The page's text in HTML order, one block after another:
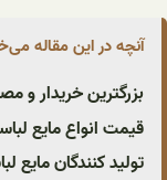
آنچه در این مقاله
بزرگترین خریدار و
قیمت انواع مایع
تولید کنندگان مایع